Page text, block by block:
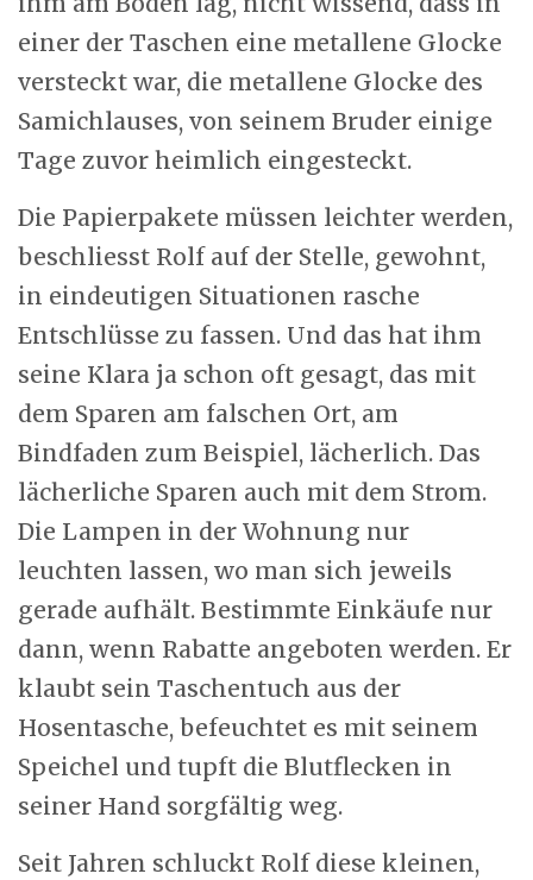
einer der Taschen eine metallene Glocke
versteckt war, die metallene Glocke des
Samichlauses, von seinem Bruder einige
Tage zuvor heimlich eingesteckt.
Die Papierpakete müssen leichter werden,
beschliesst Rolf auf der Stelle, gewohnt,
in eindeutigen Situationen rasche
Entschlüsse zu fassen. Und das hat ihm
seine Klara ja schon oft gesagt, das mit
dem Sparen am falschen Ort, am
Bindfaden zum Beispiel, lächerlich. Das
lächerliche Sparen auch mit dem Strom.
Die Lampen in der Wohnung nur
leuchten lassen, wo man sich jeweils
gerade aufhält. Bestimmte Einkäufe nur
dann, wenn Rabatte angeboten werden. Er
klaubt sein Taschentuch aus der
Hosentasche, befeuchtet es mit seinem
Speichel und tupft die Blutflecken in
seiner Hand sorgfältig weg.
Seit Jahren schluckt Rolf diese kleinen,